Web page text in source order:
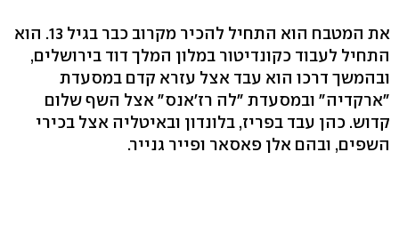
את המטבח הוא התחיל להכיר מקרוב כבר בגיל 13. הוא
התחיל לעבוד כקונדיטור במלון המלך דוד בירושלים,
ובהמשך דרכו הוא עבד אצל עזרא קדם במסעדת
"ארקדיה" ובמסעדת "לה רז'אנס" אצל השף שלום
קדוש. כהן עבד בפריז, בלונדון ובאיטליה אצל בכירי
השפים, ובהם אלן פאסאר ופייר גנייר.